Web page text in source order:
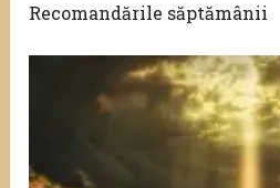
Recomandările săptămânii